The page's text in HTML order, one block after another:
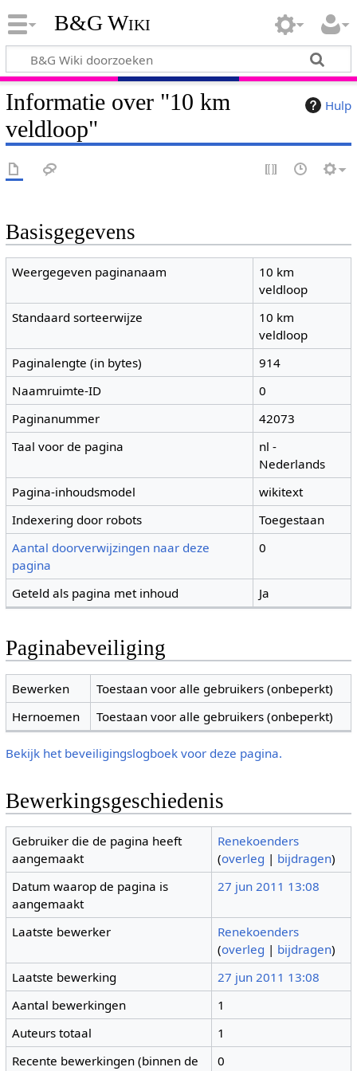
B&G Wiki
Hulp
Informatie over "10 km
veldloop"
Basisgegevens
Weergegeven paginanaam
10 km
veldloop
Standaard sorteerwijze
10 km
veldloop
Paginalengte (in bytes)
914
Naamruimte-ID
0
Paginanummer
42073
Taal voor de pagina
nl -
Nederlands
Pagina-inhoudsmodel
wikitext
Indexering door robots
Toegestaan
Aantal doorverwijzingen naar deze
pagina
0
Geteld als pagina met inhoud Ja
Paginabeveiliging
Bewerken
Toestaan voor alle gebruikers (onbeperkt)
Hernoemen
Toestaan voor alle gebruikers (onbeperkt)
Bekijk het beveiligingslogboek voor deze pagina.
Bewerkingsgeschiedenis
Gebruiker die de pagina heeft
aangemaakt
Renekoenders
(overleg | bijdragen)
Datum waarop de pagina is
aangemaakt
27 jun 2011 13:08
Laatste bewerker
Renekoenders
(overleg | bijdragen)
Laatste bewerking
27 jun 2011 13:08
Aantal bewerkingen
1
Auteurs totaal
1
Recente bewerkingen (binnen de
0